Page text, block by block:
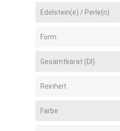
Edelstein(e) / Perle(n)
Form
Gesamtkarat (DI)
Reinheit
Farbe